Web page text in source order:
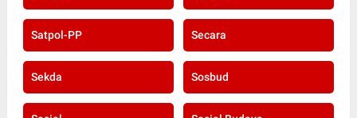
Satpol-PP Secara
Sekda Sosbud